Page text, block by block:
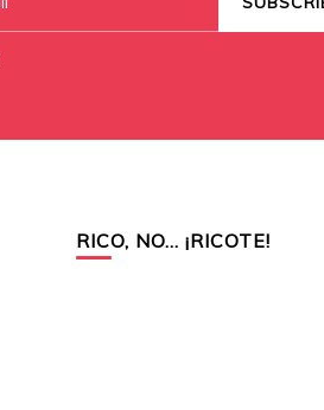
RICO, NO… ¡RICOTE!